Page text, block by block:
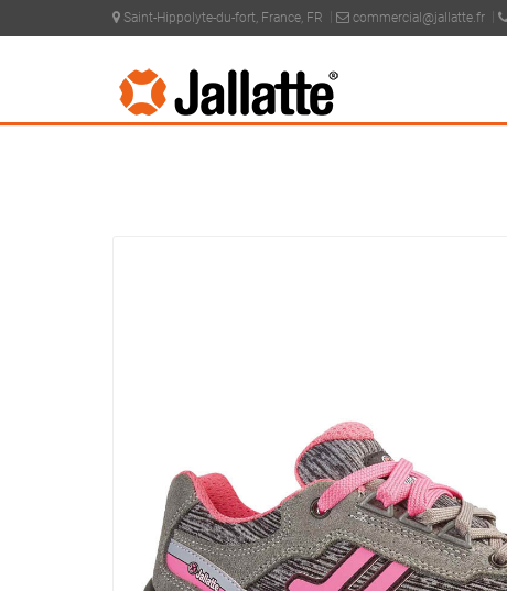
Saint-Hippolyte-du-fort, France, FR commercial@jallatte.fr
PRODUCTOS >
COLECCIONES >J-ENERGY